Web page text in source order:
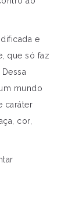
e
que só faz
mundo
caráter
cor,